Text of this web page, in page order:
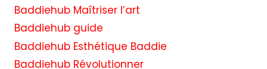
Baddiehub Maîtriser l’art
Baddiehub guide
Baddiehub Esthétique Baddie
Baddiehub Révolutionner